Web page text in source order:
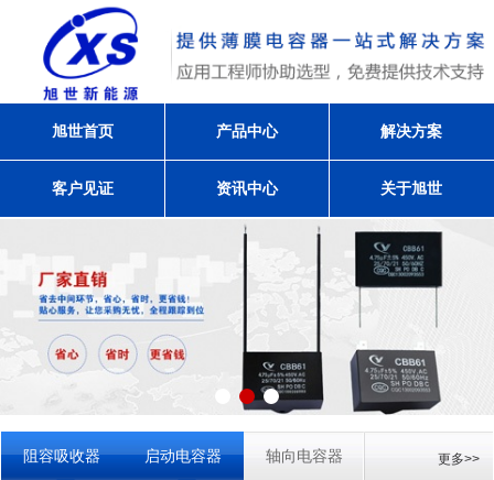
旭世首页 产品中心 解决方案
客户见证 资讯中心 关于旭世
阻容吸收器 启动电容器 轴向电容器 更多>>